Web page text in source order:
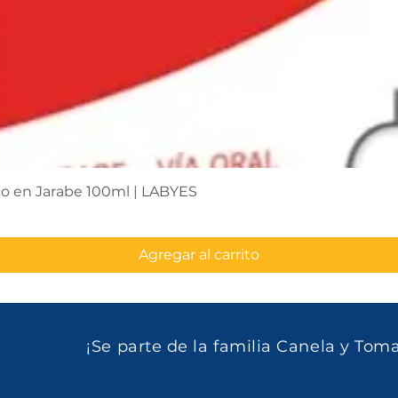
Vista rápida
Jarabe 100ml | LABYES
Agregar al carrito
¡Se parte de la familia Canela y